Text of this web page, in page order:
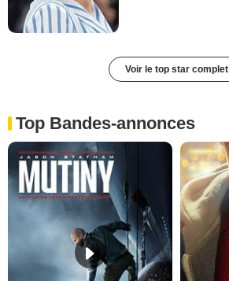
Voir le top star complet
Top Bandes-annonces